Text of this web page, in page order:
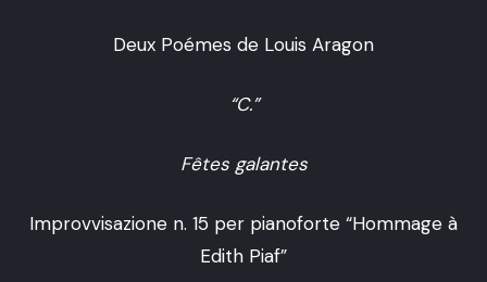
Deux Poémes de Louis Aragon
“C.”
Fêtes galantes
Improvvisazione n. 15 per pianoforte “Hommage à
Edith Piaf”